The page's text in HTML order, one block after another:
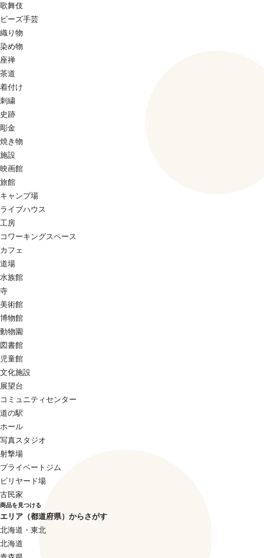
歌舞伎
ビーズ手芸
織り物
染め物
座禅
茶道
着付け
刺繍
史跡
彫金
焼き物
施設
映画館
旅館
キャンプ場
ライブハウス
工房
コワーキングスペース
カフェ
道場
水族館
寺
美術館
博物館
動物園
図書館
児童館
文化施設
展望台
コミュニティセンター
道の駅
ホール
写真スタジオ
射撃場
プライベートジム
ビリヤード場
古民家
商品を見つける
エリア（都道府県）からさがす
北海道・東北
北海道